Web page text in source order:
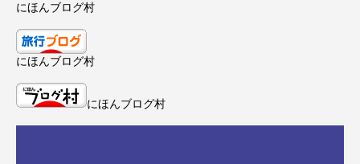
にほんブログ村
にほんブログ村
にほんブログ村